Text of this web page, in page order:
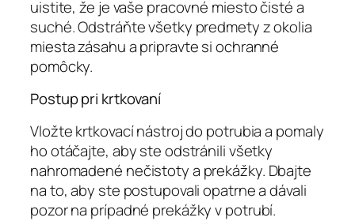
uistite, že je vaše pracovné miesto čisté a
suché. Odstráňte všetky predmety z okolia
miesta zásahu a pripravte si ochranné
pomôcky.
Postup pri krtkovaní
Vložte krtkovací nástroj do potrubia a pomaly
ho otáčajte, aby ste odstránili všetky
nahromadené nečistoty a prekážky. Dbajte
na to, aby ste postupovali opatrne a dávali
pozor na prípadné prekážky v potrubí.